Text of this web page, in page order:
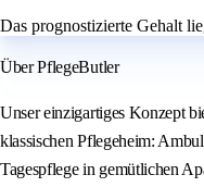
Das prognostizierte Gehalt
Über PflegeButler
Unser einzigartiges Konzept
klassischen Pflegeheim:
Tagespflege in gemütlichen